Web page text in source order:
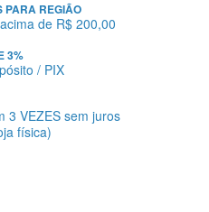
PARA REGIÃO
de R$ 200,00
3%
/ PIX
3 VEZES sem juros
física)